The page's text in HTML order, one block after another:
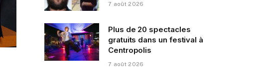
7 août 2026
Plus de 20 spectacles
gratuits dans un festival à
Centropolis
7 août 2026